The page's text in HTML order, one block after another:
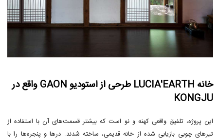
خانه LUCIA'EARTH طرحی از استودیو GAON واقع در
KONGJU
این پروژه، تلفیق واقعی کهنه و نو است که بیشتر قسمت‌های آن با استفاده از
تیرهای چوبی بازیابی شده از خانه قدیمی، ساخته شدند. درها و پنجره‌ها را با